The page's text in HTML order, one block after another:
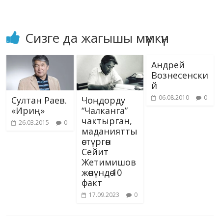
Сизге да жагышы мүмкүн
Султан Раев.
«Ириң»
26.03.2015 0
Чоңдорду
“Чалканга”
чактырган,
маданиятты
өстүргөн
Сейит
Жетимишов
жөнүндө 10
факт
17.09.2023 0
Андрей
Вознесенски
й
06.08.2010 0